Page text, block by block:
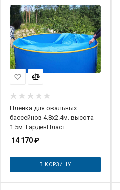
Пленка для овальных
бассейнов 4.8х2.4м. высота
1.5м. ГарденПласт
14 170₽
В КОРЗИНУ